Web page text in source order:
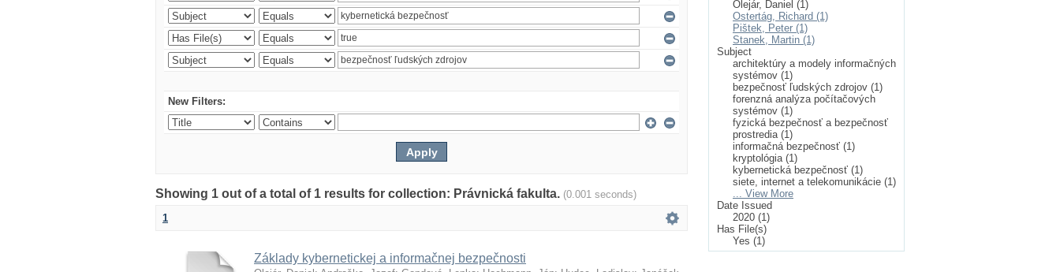
New Filters:
Showing 1 out of a total of 1 results for collection: Právnická fakulta. (0.001 seconds)
1
Základy kybernetickej a informačnej bezpečnosti
Olejár, Daniel (1)
Ostertág, Richard (1)
Pištek, Peter (1)
Stanek, Martin (1)
Subject
architektúry a modely informačných
systémov (1)
bezpečnosť ľudských zdrojov (1)
forenzná analýza počítačových
systémov (1)
fyzická bezpečnosť a bezpečnosť
prostredia (1)
informačná bezpečnosť (1)
kryptológia (1)
kybernetická bezpečnosť (1)
siete, internet a telekomunikácie (1)
... View More
Date Issued
2020 (1)
Has File(s)
Yes (1)